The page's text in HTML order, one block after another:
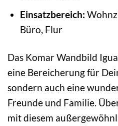
Einsatzbereich:
Büro, Flur
Das Komar Wandbild
eine Bereicherung für
sondern auch eine
Freunde und Familie.
mit diesem